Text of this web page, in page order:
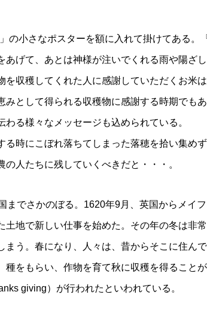
の小さなポスターを額に入れて掛けてある。
あげて、あとは神様が注いでくれる雨や陽ざ
収穫してくれた人に感謝していただくお米
として得られる収穫物に感謝する時期でも
る様々なメッセージも込められている。
る時にこぼれ落ちてしまった落穂を拾い集め
人たちに残していくべきだと・・・。
までさかのぼる。1620年9月、英国からメイ
地で新しい仕事を始めた。その年の冬は非
まう。春になり、人々は、昔からそこに住ん
をもらい、作物を育て秋に収穫を得ることが
giving）が行われたといわれている。